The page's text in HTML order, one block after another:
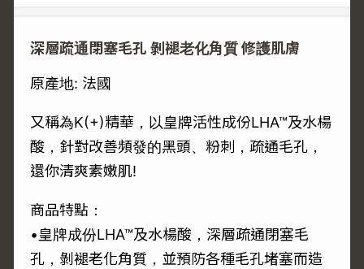
深層疏通閉塞毛孔 剝褪老化角質 修護肌膚
原產地: 法國
又稱為K(+)精華，以皇牌活性成份LHA™及水楊
酸，針對改善頻發的黑頭、粉刺，疏通毛孔，
還你清爽素嫩肌!
商品特點：
•皇牌成份LHA™及水楊酸，深層疏通閉塞毛
孔，剝褪老化角質，並預防各種毛孔堵塞而造